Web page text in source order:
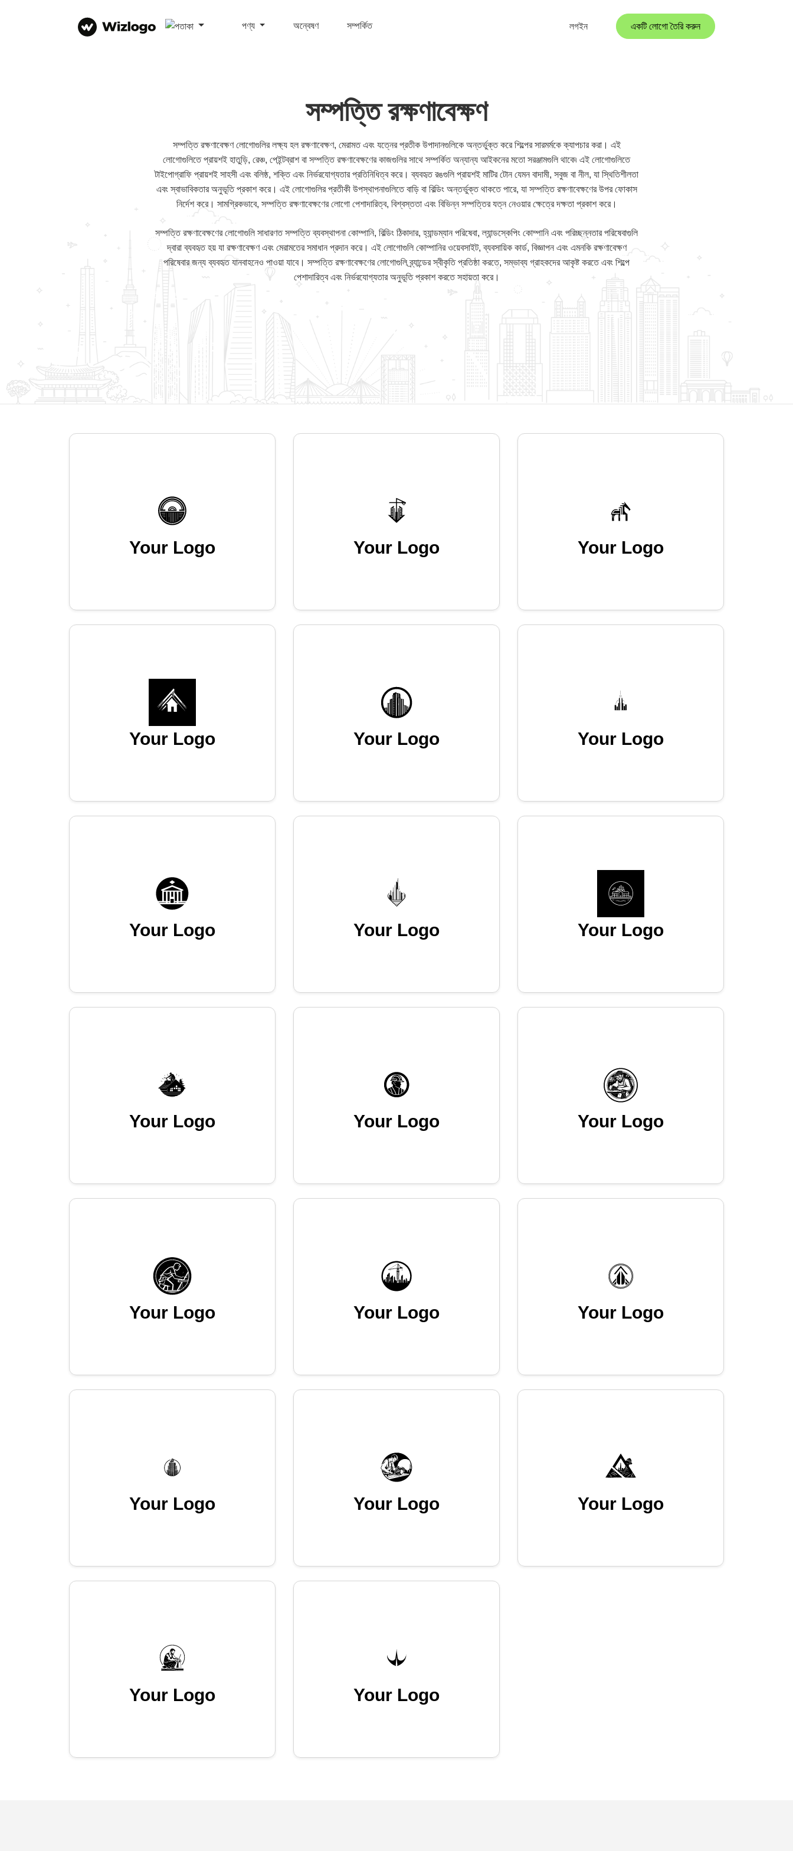
পণ্য অন্বেষণ সম্পর্কিত লগইন একটি লোগো তৈরি করুন
সম্পত্তি রক্ষণাবেক্ষণ
সম্পত্তি রক্ষণাবেক্ষণ লোগোগুলির লক্ষ্য হল রক্ষণাবেক্ষণ, মেরামত এবং যত্নের প্রতীক উপাদানগুলিকে অন্তর্ভুক্ত করে শিল্পের সারমর্মকে ক্যাপচার করা। এই
লোগোগুলিতে প্রায়শই হাতুড়ি, রেঞ্চ, পেইন্টব্রাশ বা সম্পত্তি রক্ষণাবেক্ষণের কাজগুলির সাথে সম্পর্কিত অন্যান্য আইকনের মতো সরঞ্জামগুলি থাকে৷ এই লোগোগুলিতে
টাইপোগ্রাফি প্রায়শই সাহসী এবং বলিষ্ঠ, শক্তি এবং নির্ভরযোগ্যতার প্রতিনিধিত্ব করে। ব্যবহৃত রঙগুলি প্রায়শই মাটির টোন যেমন বাদামী, সবুজ বা নীল, যা স্থিতিশীলতা
এবং স্বাভাবিকতার অনুভূতি প্রকাশ করে। এই লোগোগুলির প্রতীকী উপস্থাপনাগুলিতে বাড়ি বা বিল্ডিং অন্তর্ভুক্ত থাকতে পারে, যা সম্পত্তি রক্ষণাবেক্ষণের উপর ফোকাস
নির্দেশ করে। সামগ্রিকভাবে, সম্পত্তি রক্ষণাবেক্ষণের লোগো পেশাদারিত্ব, বিশ্বস্ততা এবং বিভিন্ন সম্পত্তির যত্ন নেওয়ার ক্ষেত্রে দক্ষতা প্রকাশ করে।
সম্পত্তি রক্ষণাবেক্ষণের লোগোগুলি সাধারণত সম্পত্তি ব্যবস্থাপনা কোম্পানি, বিল্ডিং ঠিকাদার, হ্যান্ডম্যান পরিষেবা, ল্যান্ডস্কেপিং কোম্পানি এবং পরিচ্ছন্নতার পরিষেবাগুলি
দ্বারা ব্যবহৃত হয় যা রক্ষণাবেক্ষণ এবং মেরামতের সমাধান প্রদান করে। এই লোগোগুলি কোম্পানির ওয়েবসাইট, ব্যবসায়িক কার্ড, বিজ্ঞাপন এবং এমনকি রক্ষণাবেক্ষণ
পরিষেবার জন্য ব্যবহৃত যানবাহনেও পাওয়া যাবে। সম্পত্তি রক্ষণাবেক্ষণের লোগোগুলি ব্র্যান্ডের স্বীকৃতি প্রতিষ্ঠা করতে, সম্ভাব্য গ্রাহকদের আকৃষ্ট করতে এবং শিল্পে
পেশাদারিত্ব এবং নির্ভরযোগ্যতার অনুভূতি প্রকাশ করতে সহায়তা করে।
Your Logo Your Logo Your Logo
Your Logo Your Logo Your Logo
Your Logo Your Logo Your Logo
Your Logo Your Logo Your Logo
Your Logo Your Logo Your Logo
Your Logo Your Logo Your Logo
Your Logo Your Logo